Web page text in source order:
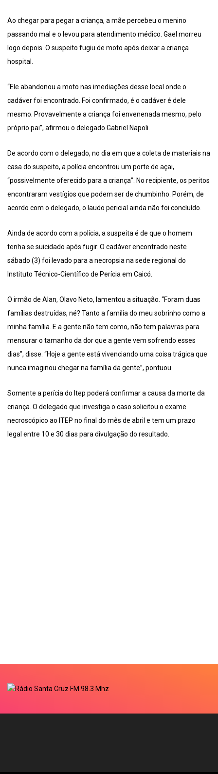
Ao chegar para pegar a criança, a mãe percebeu o menino
passando mal e o levou para atendimento médico. Gael morreu
logo depois. O suspeito fugiu de moto após deixar a criança
hospital.
“Ele abandonou a moto nas imediações desse local onde o
cadáver foi encontrado. Foi confirmado, é o cadáver é dele
mesmo. Provavelmente a criança foi envenenada mesmo, pelo
próprio pai”, afirmou o delegado Gabriel Napoli.
De acordo com o delegado, no dia em que a coleta de materiais na
casa do suspeito, a polícia encontrou um porte de açai,
“possivelmente oferecido para a criança”. No recipiente, os peritos
encontraram vestígios que podem ser de chumbinho. Porém, de
acordo com o delegado, o laudo pericial ainda não foi concluído.
Ainda de acordo com a polícia, a suspeita é de que o homem
tenha se suicidado após fugir. O cadáver encontrado neste
sábado (3) foi levado para a necropsia na sede regional do
Instituto Técnico-Científico de Perícia em Caicó.
O irmão de Alan, Olavo Neto, lamentou a situação. “Foram duas
famílias destruídas, né? Tanto a família do meu sobrinho como a
minha família. E a gente não tem como, não tem palavras para
mensurar o tamanho da dor que a gente vem sofrendo esses
dias”, disse. “Hoje a gente está vivenciando uma coisa trágica que
nunca imaginou chegar na família da gente”, pontuou.
Somente a perícia do Itep poderá confirmar a causa da morte da
criança. O delegado que investiga o caso solicitou o exame
necroscópico ao ITEP no final do mês de abril e tem um prazo
legal entre 10 e 30 dias para divulgação do resultado.